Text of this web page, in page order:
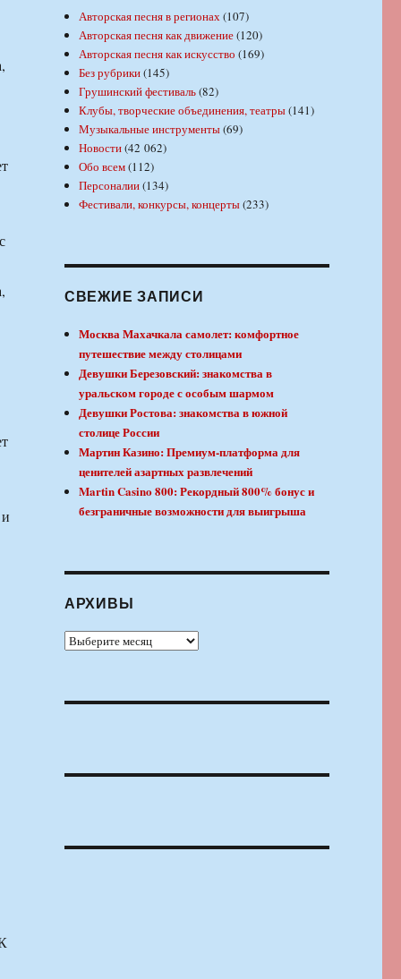
Авторская песня в регионах(107)
Авторская песня как движение(120)
Авторская песня как искусство (169)
Без рубрики(145)
Грушинский фестиваль(82)
Клубы, творческие объединения, театры(141)
Музыкальные инструменты(69)
Новости(42 062)
Обо всем(112)
Персоналии(134)
Фестивали, конкурсы, концерты(233)
СВЕЖИЕ ЗАПИСИ
Москва Махачкала самолет: комфортное
путешествие между столицами
Девушки Березовский: знакомства в
уральском городе с особым шармом
Девушки Ростова: знакомства в южной
столице России
Мартин Казино: Премиум-платформа для
ценителей азартных развлечений
Martin Casino 800: Рекордный 800% бонус и
безграничные возможности для выигрыша
АРХИВЫ
Архивы